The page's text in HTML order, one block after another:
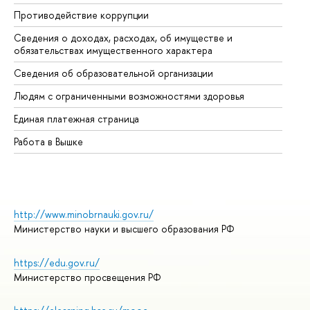
Противодействие коррупции
Сведения о доходах, расходах, об имуществе и
обязательствах имущественного характера
Сведения об образовательной организации
Людям с ограниченными возможностями здоровья
Единая платежная страница
Работа в Вышке
http://www.minobrnauki.gov.ru/
Министерство науки и высшего образования РФ
https://edu.gov.ru/
Министерство просвещения РФ